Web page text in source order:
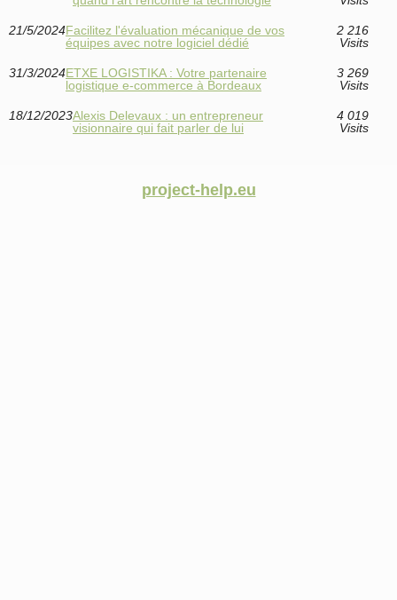
21/5/2024Facilitez l'évaluation mécanique de vos
équipes avec notre logiciel dédié
2 216
Visits
31/3/2024ETXE LOGISTIKA : Votre partenaire
logistique e-commerce à Bordeaux
3 269
Visits
18/12/2023Alexis Delevaux : un entrepreneur
visionnaire qui fait parler de lui
4 019
Visits
project-help.eu